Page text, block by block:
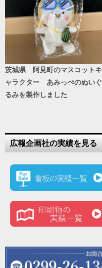
茨城県 阿見町のマスコットキ
ャラクター あみっぺのぬいぐ
るみを製作しました
広報企画社の実績を見る